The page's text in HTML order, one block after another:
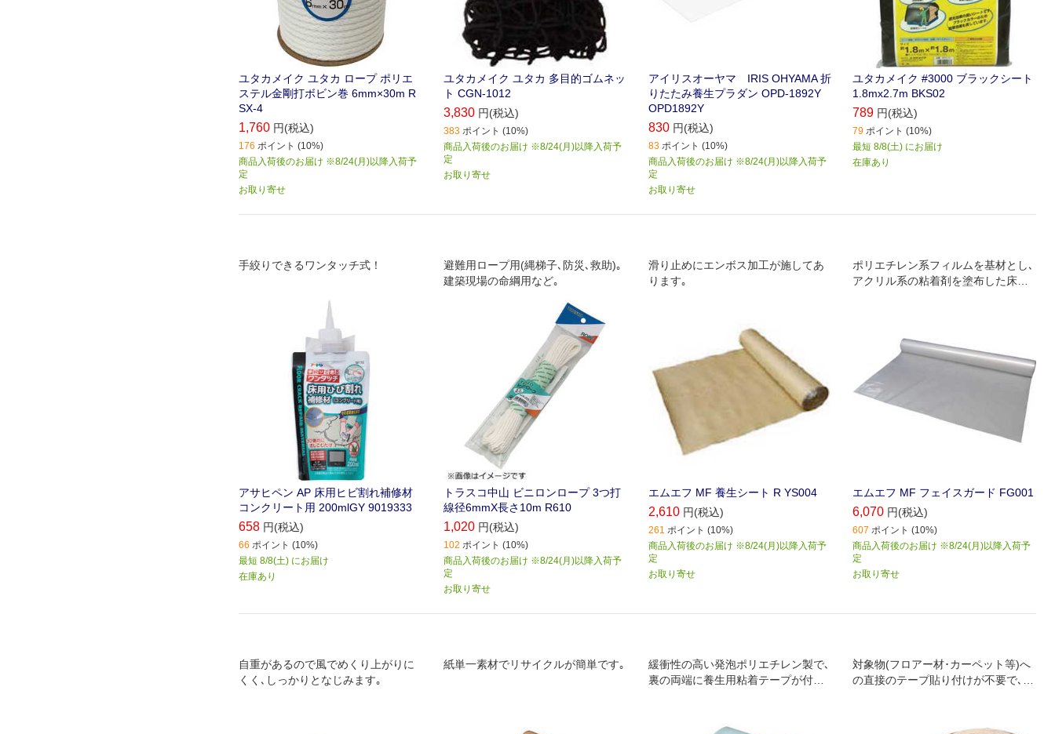
ユタカメイク ユタカ ロープ ポリエ
ステル金剛打ボビン巻 6mm×30m R
SX-4
1,760 円(税込)
176 ポイント (10%)
商品入荷後のお届け ※8/24(月)以降入荷予
定
お取り寄せ
ユタカメイク ユタカ 多目的ゴムネッ
ト CGN-1012
3,830 円(税込)
383 ポイント (10%)
商品入荷後のお届け ※8/24(月)以降入荷予
定
お取り寄せ
アイリスオーヤマ IRIS OHYAMA 折
りたたみ養生プラダン OPD-1892Y
OPD1892Y
830 円(税込)
83 ポイント (10%)
商品入荷後のお届け ※8/24(月)以降入荷予
定
お取り寄せ
ユタカメイク #3000 ブラックシート
1.8mx2.7m BKS02
789 円(税込)
79 ポイント (10%)
最短 8/8(土) にお届け
在庫あり
手絞りできるワンタッチ式！
アサヒペン AP 床用ヒビ割れ補修材
コンクリート用 200mlGY 9019333
658 円(税込)
66 ポイント (10%)
最短 8/8(土) にお届け
在庫あり
避難用ロープ用(縄梯子､防災､救助)｡
建築現場の命綱用など｡
トラスコ中山 ビニロンロープ 3つ打
線径6mmX長さ10m R610
1,020 円(税込)
102 ポイント (10%)
商品入荷後のお届け ※8/24(月)以降入荷予
定
お取り寄せ
滑り止めにエンボス加工が施してあ
ります｡
エムエフ MF 養生シート R YS004
2,610 円(税込)
261 ポイント (10%)
商品入荷後のお届け ※8/24(月)以降入荷予
定
お取り寄せ
ポリエチレン系フィルムを基材とし､
アクリル系の粘着剤を塗布した床養
エムエフ MF フェイスガード FG001
6,070 円(税込)
607 ポイント (10%)
商品入荷後のお届け ※8/24(月)以降入荷予
定
お取り寄せ
自重があるので風でめくり上がりに
くく､しっかりとなじみます｡
紙単一素材でリサイクルが簡単です｡
緩衝性の高い発泡ポリエチレン製で､
裏の両端に養生用粘着テープが付い
対象物(フロアー材･カーペット等)へ
の直接のテープ貼り付けが不要で､糊